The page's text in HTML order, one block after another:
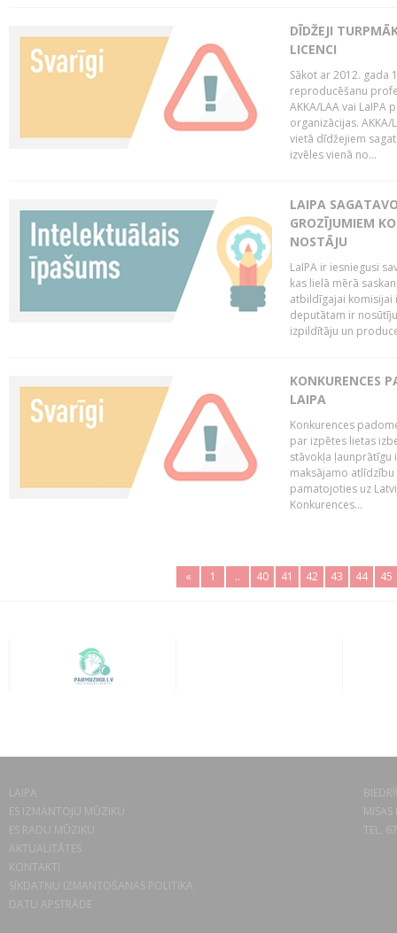
DĪDŽEJI
LICENCI
Sākot ar 2012. gada
reproducēšanu
AKKA/LAA vai LaIPA
organizācijas.
vietā dīdžejiem
izvēles vienā no...
LAIPA
GROZĪJUMIEM
NOSTĀJU
LaIPA ir iesniegusi
kas lielā mērā
atbildīgajai komisijai
deputātam ir
izpildītāju un
KONKURENCES
LAIPA
Konkurences
par izpētes lietas
stāvokļa ļaunprātīgu
maksājamo
pamatojoties uz
Konkurences...
« 1 .. 40 41 42 43 44 45
LAIPA
ES IZMANTOJU MŪZIKU
ES RADU MŪZIKU
AKTUALITĀTES
KONTAKTI
SĪKDATŅU IZMANTOŠANAS POLITIKA
DATU APSTRĀDE
TEL.